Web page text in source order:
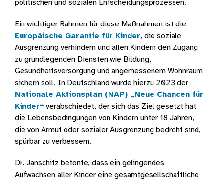
politischen und sozialen Entscheidungsprozessen.
Ein wichtiger Rahmen für diese Maßnahmen ist die
Europäische Garantie für Kinder, die soziale
Ausgrenzung verhindern und allen Kindern den Zugang
zu grundlegenden Diensten wie Bildung,
Gesundheitsversorgung und angemessenem Wohnraum
sichern soll. In Deutschland wurde hierzu 2023 der
Nationale Aktionsplan (NAP) „Neue Chancen für
Kinder“ verabschiedet, der sich das Ziel gesetzt hat,
die Lebensbedingungen von Kindern unter 18 Jahren,
die von Armut oder sozialer Ausgrenzung bedroht sind,
spürbar zu verbessern.
Dr. Janschitz betonte, dass ein gelingendes
Aufwachsen aller Kinder eine gesamtgesellschaftliche